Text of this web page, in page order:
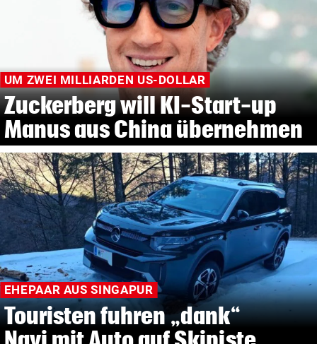
UM ZWEI MILLIARDEN US-DOLLAR
Zuckerberg will KI-Start-up
Manus aus China übernehmen
EHEPAAR AUS SINGAPUR
Touristen fuhren „dank“